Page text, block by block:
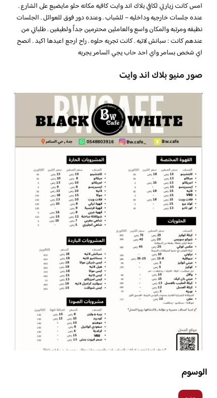
امس كانت زيارتي لكافي بلاك اند وايت كافيه مكانه حلو مايضيع على الشارع .
عنده جلسات خارجيه وداخليه – للشباب . وعنده دور فوق للعوائل . الجلسات
نظيفه ومرتبه والمكان واسع والعاملين محترمين جداً ولطيفين . طلباتي من
عندهم كانت : سبانش لاتيه . كانت تجربه حلوه . راح ارجع اعيدها اكيد . انصح
اي شخص بسامر واي احد حاب يجي السامر يجربه
صور منيو بلاك اند وايت
الوسوم